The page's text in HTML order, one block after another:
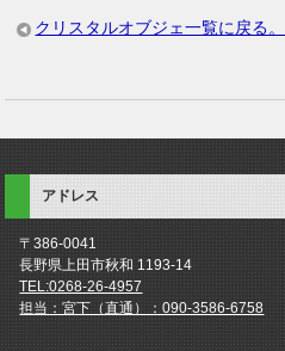
クリスタルオブジェ一覧に戻る。
アドレス
〒386-0041
長野県上田市秋和 1193-14
TEL:0268-26-4957
担当：宮下（直通）：090-3586-6758